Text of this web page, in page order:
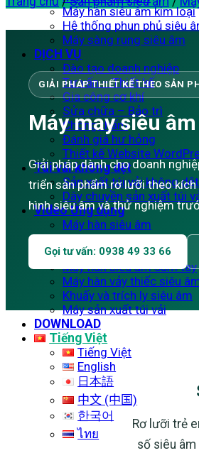
Máy hàn siêu âm kim loại
Hệ thống phun phủ siêu
Máy sàng rung siêu âm
DỊCH VỤ
Đào tạo doanh nghiệp
Tư vấn – Thiết kế
Gia công cơ khí
Sửa chữa – Bảo trì
Chống thấm
Đánh giá hư hỏng
Thiết kế Website
Túi vải không dệt
Sản xuất túi vải không dệt
Dây chuyền sản xuất túi
Video Ứng dụng
Máy hàn siêu âm
Máy may siêu âm
Máy cắt siêu âm
Máy hàn siêu âm cầm tay
Máy hàn vảy thiếc siêu
Khuấy và trích ly siêu âm
Máy sản xuất túi vải
DOWNLOAD
Tiếng Việt
Tiếng Việt
English
日本語
中文 (中国)
한국어
ไทย
GIẢI PHÁP THIẾT KẾ THEO SẢN
Máy may siêu
Giải pháp dành cho doanh
triển sản phẩm rơ lưỡi theo
hình siêu âm và thử nghiệm
Gọi tư vấn: 0938 49 33 66
Rơ lưỡi trẻ
số siêu